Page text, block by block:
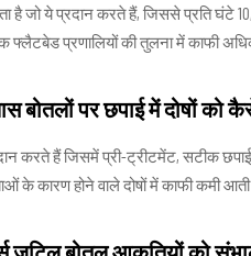
है जो ये प्रदान करते हैं, जिससे प्रति
फ्लैटबेड प्रणालियों की तुलना में काफी
बोतलों पर छपाई में दोषों
करते हैं जिसमें प्री-ट्रीटमेंट, सटीक
के कारण होने वाले दोषों में काफी कमी